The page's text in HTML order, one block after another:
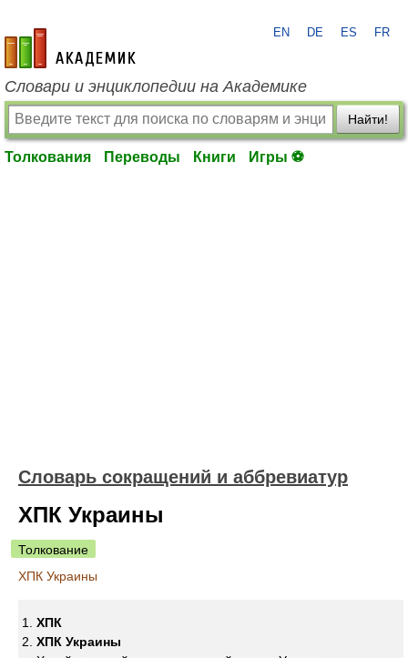
academic.ru
EN DE ES FR
Словари и энциклопедии на Академике
Найти!
Толкования Переводы Книги Игры ⚽
Словарь сокращений и аббревиатур
ХПК Украины
Толкование
ХПК Украины
ХПК
ХПК Украины